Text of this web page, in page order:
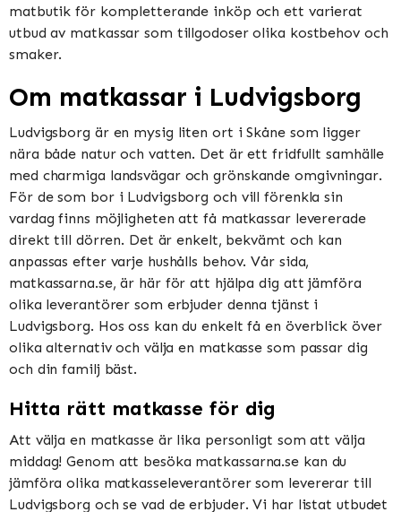
matbutik för kompletterande inköp och ett varierat
utbud av matkassar som tillgodoser olika kostbehov och
smaker.
Om matkassar i Ludvigsborg
Ludvigsborg är en mysig liten ort i Skåne som ligger
nära både natur och vatten. Det är ett fridfullt samhälle
med charmiga landsvägar och grönskande omgivningar.
För de som bor i Ludvigsborg och vill förenkla sin
vardag finns möjligheten att få matkassar levererade
direkt till dörren. Det är enkelt, bekvämt och kan
anpassas efter varje hushålls behov. Vår sida,
matkassarna.se, är här för att hjälpa dig att jämföra
olika leverantörer som erbjuder denna tjänst i
Ludvigsborg. Hos oss kan du enkelt få en överblick över
olika alternativ och välja en matkasse som passar dig
och din familj bäst.
Hitta rätt matkasse för dig
Att välja en matkasse är lika personligt som att välja
middag! Genom att besöka matkassarna.se kan du
jämföra olika matkasseleverantörer som levererar till
Ludvigsborg och se vad de erbjuder. Vi har listat utbudet